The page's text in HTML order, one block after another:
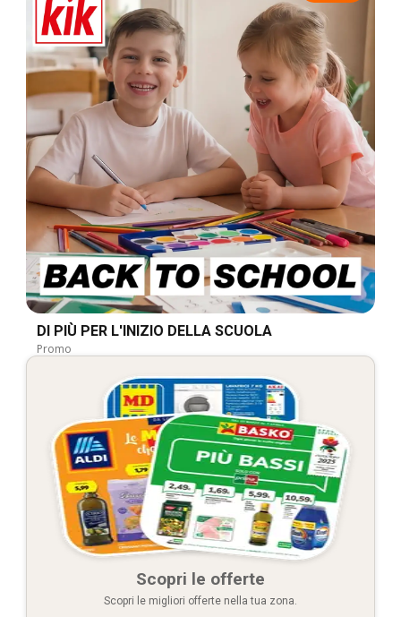
DI PIÙ PER L'INIZIO DELLA SCUOLA
Promo
Scopri le offerte
Scopri le migliori offerte nella tua zona.